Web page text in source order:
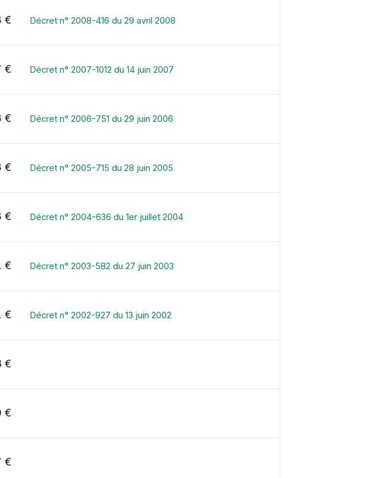
€ Décret n° 2008-416 du 29 avril 2008
€ Décret n° 2007-1012 du 14 juin 2007
€ Décret n° 2006-751 du 29 juin 2006
€ Décret n° 2005-715 du 28 juin 2005
€ Décret n° 2004-636 du 1er juillet 2004
€ Décret n° 2003-582 du 27 juin 2003
€ Décret n° 2002-927 du 13 juin 2002
€
€
€